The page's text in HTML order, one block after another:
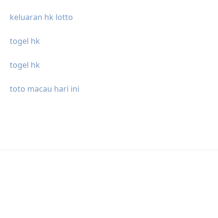
keluaran hk lotto
togel hk
togel hk
toto macau hari ini